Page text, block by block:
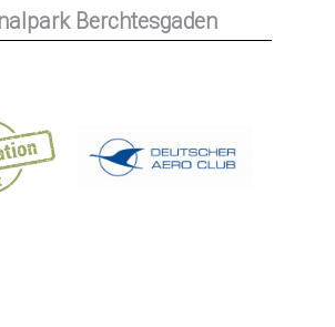
Berchtesgaden